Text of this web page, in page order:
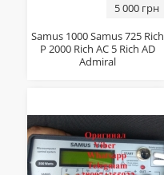
5 000 грн
Samus 1000 Samus 725 Rich
P 2000 Rich AC 5 Rich AD
Admiral